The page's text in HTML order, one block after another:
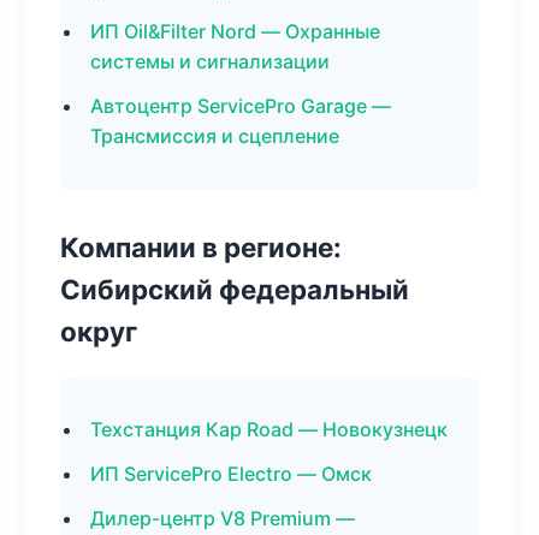
ИП Oil&Filter Nord — Охранные
системы и сигнализации
Автоцентр ServicePro Garage —
Трансмиссия и сцепление
Компании в регионе:
Сибирский федеральный
округ
Техстанция Кар Road — Новокузнецк
ИП ServicePro Electro — Омск
Дилер-центр V8 Premium —